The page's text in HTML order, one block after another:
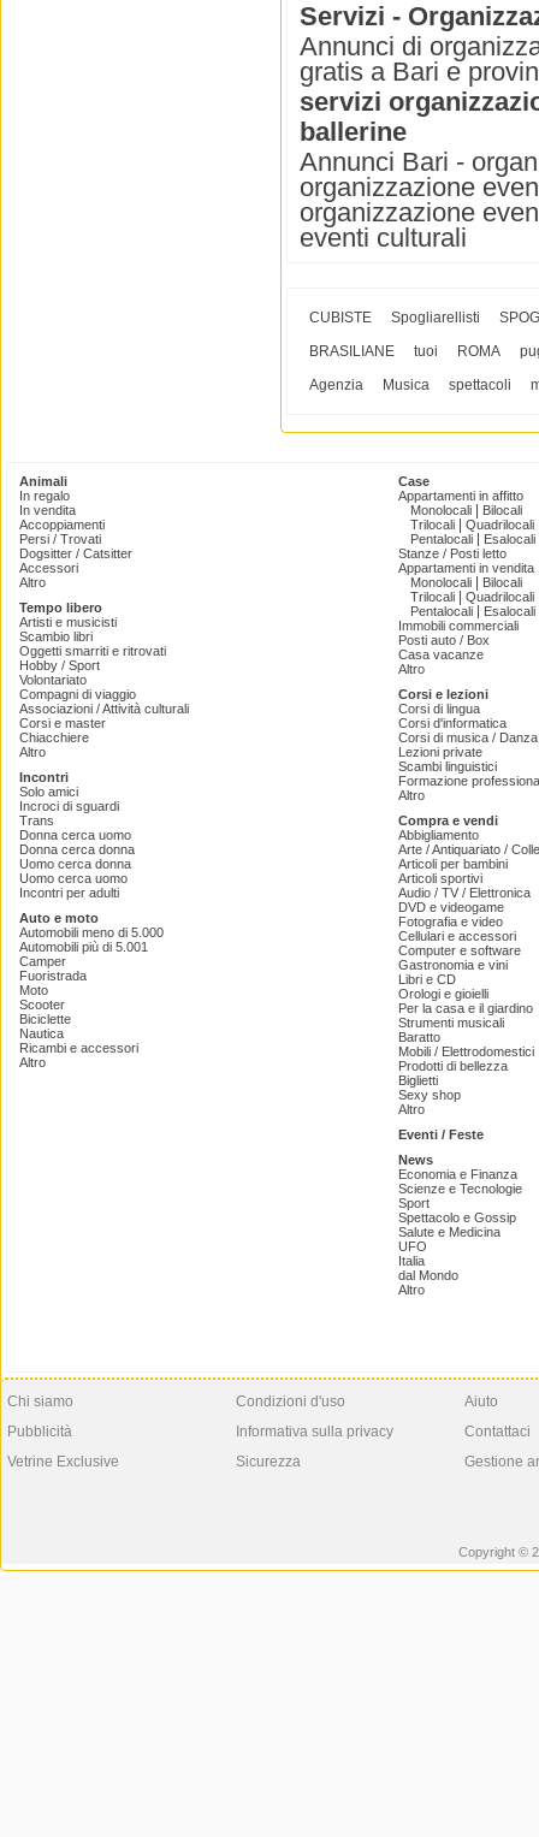
Servizi -
Annunci di
gratis a Bari e
servizi
ballerine
Annunci Bari -
organizzazione
organizzazione
eventi culturali
CUBISTE Spogliarellisti
BRASILIANE
tuoi ROMA
Agenzia
Musica spettacoli
Animali
In regalo
In vendita
Accoppiamenti
Persi / Trovati
Dogsitter / Catsitter
Accessori
Altro
Tempo libero
Artisti e musicisti
Scambio libri
Oggetti smarriti e ritrovati
Hobby / Sport
Volontariato
Compagni di viaggio
Associazioni / Attività culturali
Corsi e master
Chiacchiere
Altro
Incontri
Solo amici
Incroci di sguardi
Trans
Donna cerca uomo
Donna cerca donna
Uomo cerca donna
Uomo cerca uomo
Incontri per adulti
Auto e moto
Automobili meno di 5.000
Automobili più di 5.001
Camper
Fuoristrada
Moto
Scooter
Biciclette
Nautica
Ricambi e accessori
Altro
Case
Appartamenti in affitto
Monolocali
Bilocali
Trilocali
Quadrilocali
Pentalocali
Esalocali
Stanze / Posti letto
Appartamenti in vendita
Monolocali
Bilocali
Trilocali
Quadrilocali
Pentalocali
Esalocali
Immobili commerciali
Posti auto / Box
Casa vacanze
Altro
Corsi e lezioni
Corsi di lingua
Corsi d'informatica
Corsi di musica /
Lezioni private
Scambi linguistici
Formazione
Altro
Compra e vendi
Abbigliamento
Arte / Antiquariato /
Articoli per bambini
Articoli sportivi
Audio / TV / Elettronica
DVD e videogame
Fotografia e video
Cellulari e accessori
Computer e software
Gastronomia e vini
Libri e CD
Orologi e gioielli
Per la casa e il giardino
Strumenti musicali
Baratto
Mobili / Elettrodomestici
Prodotti di bellezza
Biglietti
Sexy shop
Altro
Eventi / Feste
News
Economia e Finanza
Scienze e Tecnologie
Sport
Spettacolo e Gossip
Salute e Medicina
UFO
Italia
dal Mondo
Altro
Chi siamo
Pubblicità
Vetrine Exclusive
Condizioni d'uso
Informativa sulla privacy
Sicurezza
Aiuto
Contattaci
Gestione
Copyright ©